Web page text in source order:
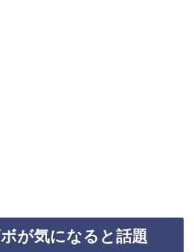
が気になると話題